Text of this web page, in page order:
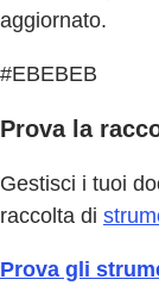
aggiornato.
#EBEBEB
Prova la
Gestisci i tuoi
raccolta di
Prova gli